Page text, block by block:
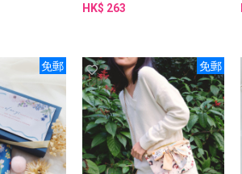
製化禮物
巾綁包 /側背包
HK$ 263
免郵 免郵